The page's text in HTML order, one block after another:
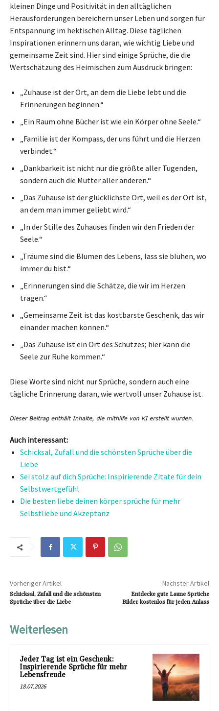
kleinen Dinge und Positivität in den alltäglichen
Herausforderungen bereichern unser Leben und sorgen für
Entspannung im hektischen Alltag. Diese täglichen
Inspirationen erinnern uns daran, wie wichtig Liebe und
gemeinsame Zeit sind. Hier sind einige Sprüche, die die
Wertschätzung des Heimischen zum Ausdruck bringen:
„Zuhause ist der Ort, an dem die Liebe lebt und die
Erinnerungen beginnen.“
„Ein Raum ohne Bücher ist wie ein Körper ohne Seele.“
„Familie ist der Kompass, der uns führt und die Herzen
verbindet.“
„Dankbarkeit ist nicht nur die größte aller Tugenden,
sondern auch die Mutter aller anderen.“
„Das Zuhause ist der glücklichste Ort, weil es der Ort ist,
an dem man immer geliebt wird.“
„In der Stille des Zuhauses finden wir den Frieden der
Seele.“
„Träume sind die Blumen des Lebens, lass sie blühen, wo
immer du bist.“
„Erinnerungen sind die Schätze, die wir im Herzen
tragen.“
„Gemeinsame Zeit ist das kostbarste Geschenk, das wir
einander machen können.“
„Das Zuhause ist ein Ort des Schutzes; hier kann die
Seele zur Ruhe kommen.“
Diese Worte sind nicht nur Sprüche, sondern auch eine
tägliche Erinnerung daran, wie wertvoll unser Zuhause ist.
Auch interessant:
Schicksal, Zufall und die schönsten Sprüche über die
Liebe
Sei stolz auf dich Sprüche: Inspirierende Zitate für dein
Selbstwertgefühl
Die besten liebe deinen körper sprüche für mehr
Selbstliebe und Akzeptanz
Vorheriger Artikel
Schicksal, Zufall und die schönsten
Sprüche über die Liebe
Nächster Artikel
Entdecke gute Laune Sprüche
Bilder kostenlos für jeden Anlass
Weiterlesen
Jeder Tag ist ein Geschenk:
Inspirierende Sprüche für mehr
Lebensfreude
18.07.2026